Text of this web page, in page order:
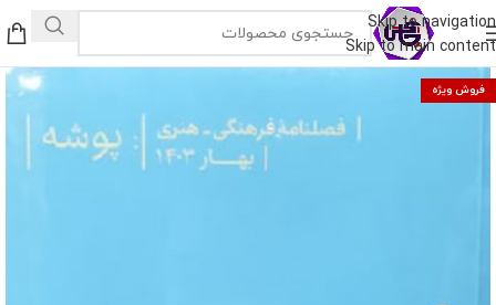
Skip to navigation
Skip to main content
فروش ویژه